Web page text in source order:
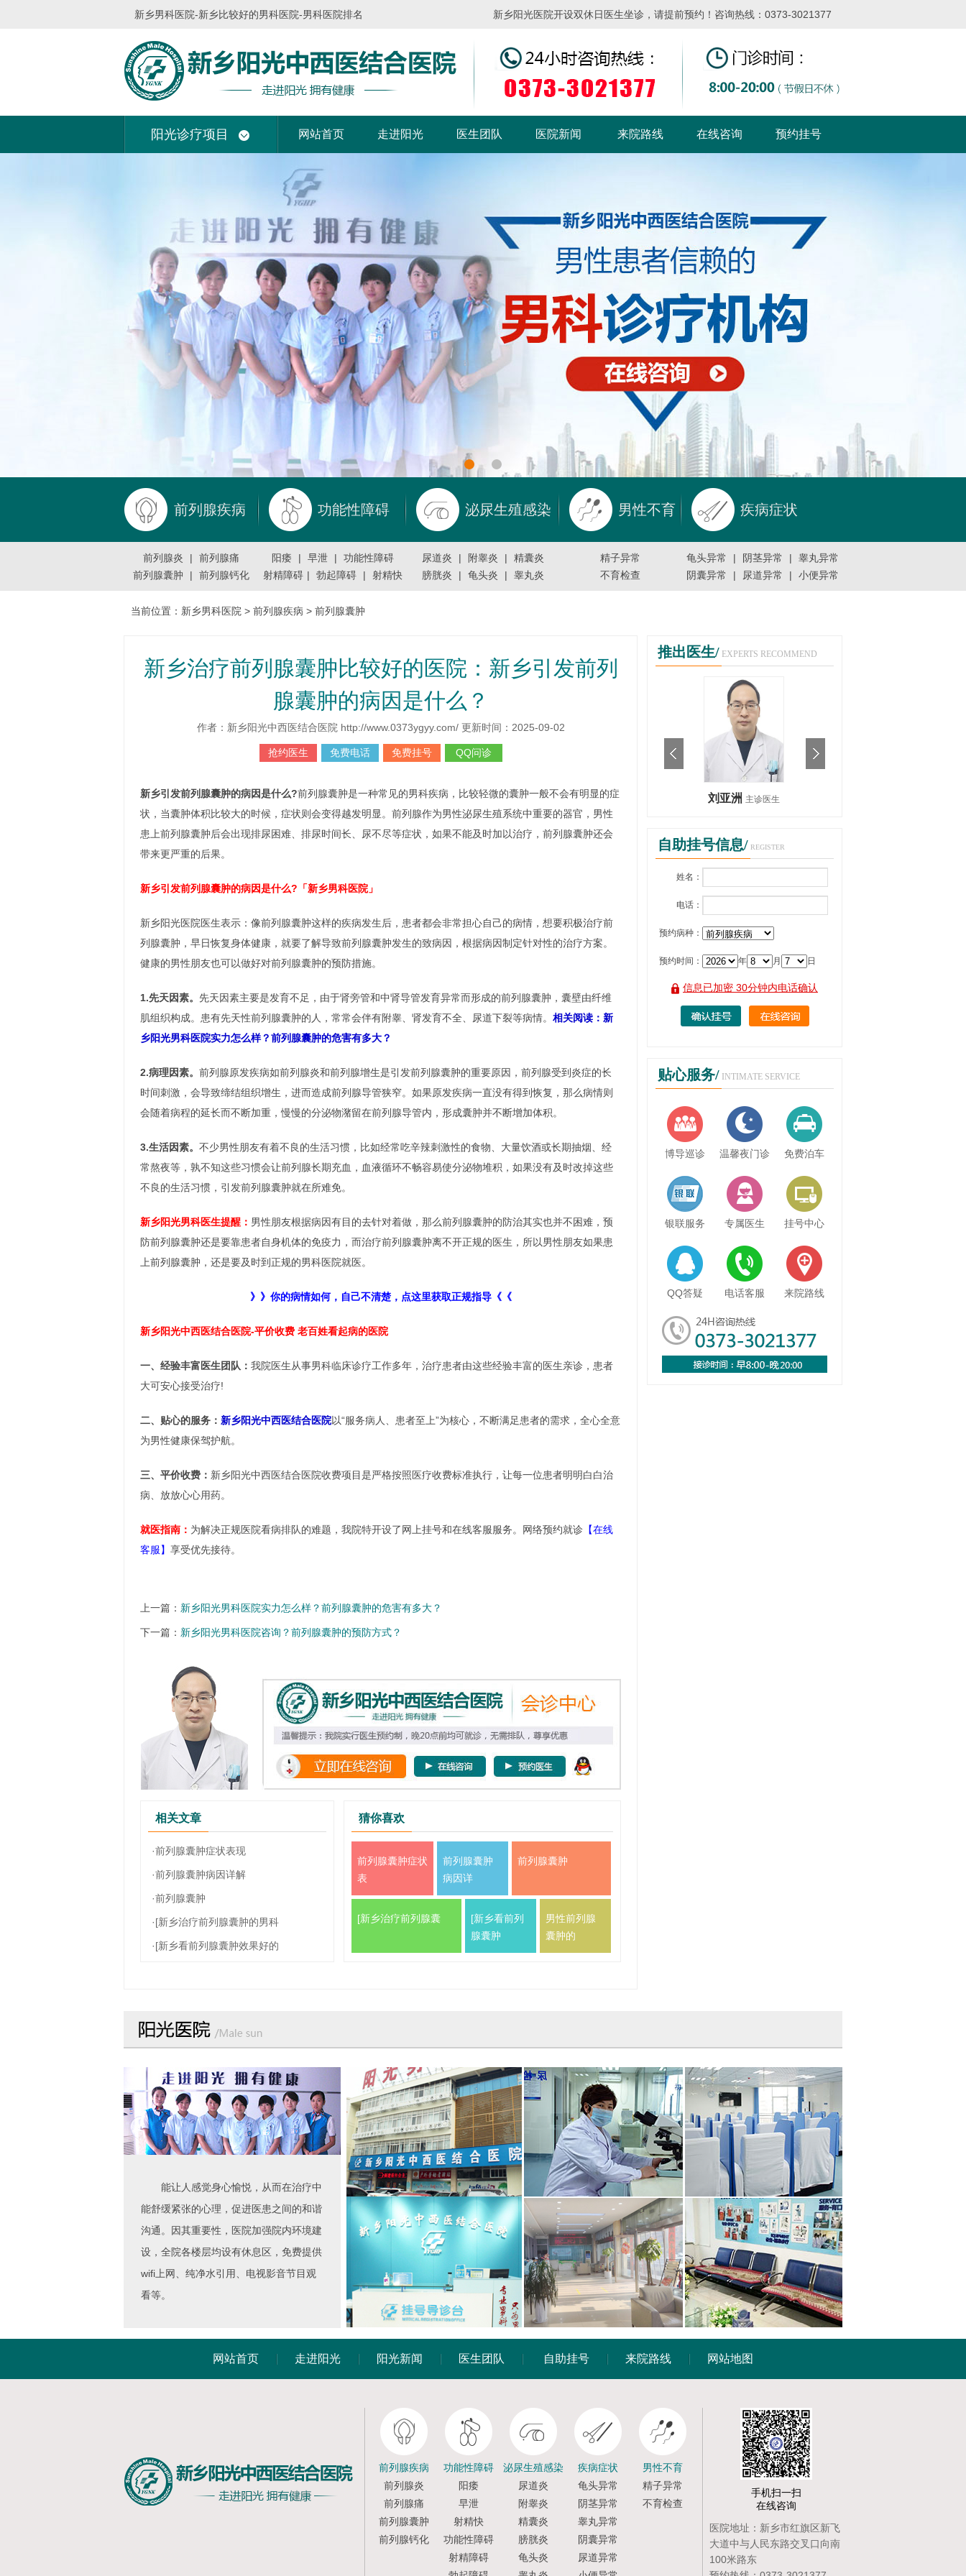
新乡男科医院-新乡比较好的男科医院-男科医院排名 新乡阳光医院开设双休日医生坐诊，请提前预约！咨询热线：0373-3021377
阳光诊疗项目 网站首页 走进阳光 医生团队 医院新闻 来院路线 在线咨询 预约挂号
前列腺疾病
前列腺炎 |
前列腺痛
前列腺囊肿
| 前列腺钙化
功能性障碍
阳痿 | 早泄 |
功能性障碍
射精障碍 | 勃起障碍 | 射精快
泌尿生殖感染
尿道炎 | 附睾炎 |
精囊炎
膀胱炎
| 龟头炎 | 睾丸炎
男性不育
精子异常
不育检查
疾病症状
龟头异常 | 阴茎异常 |
睾丸异常
阴囊异常
| 尿道异常 | 小便异常
当前位置： 新乡男科医院 > 前列腺疾病 > 前列腺囊肿
新乡治疗前列腺囊肿比较好的医院：新乡引发前列
腺囊肿的病因是什么？
作者：新乡阳光中西医结合医院 http://www.0373ygyy.com/ 更新时间：2025-09-02
抢约医生 免费电话 免费挂号 QQ问诊
新乡引发前列腺囊肿的病因是什么?前列腺囊肿是一种常见的男科疾病，比较轻微的囊肿一般不会有明显的症
状，当囊肿体积比较大的时候，症状则会变得越发明显。前列腺作为男性泌尿生殖系统中重要的器官，男性
患上前列腺囊肿后会出现排尿困难、排尿时间长、尿不尽等症状，如果不能及时加以治疗，前列腺囊肿还会
带来更严重的后果。
新乡引发前列腺囊肿的病因是什么?「新乡男科医院」
新乡阳光医院医生表示：像前列腺囊肿这样的疾病发生后，患者都会非常担心自己的病情，想要积极治疗前
列腺囊肿，早日恢复身体健康，就要了解导致前列腺囊肿发生的致病因，根据病因制定针对性的治疗方案。
健康的男性朋友也可以做好对前列腺囊肿的预防措施。
1.先天因素。 先天因素主要是发育不足，由于肾旁管和中肾导管发育异常而形成的前列腺囊肿，囊壁由纤维
肌组织构成。患有先天性前列腺囊肿的人，常常会伴有附睾、肾发育不全、尿道下裂等病情。 相关阅读：新
乡阳光男科医院实力怎么样？前列腺囊肿的危害有多大？
2.病理因素。 前列腺原发疾病如前列腺炎和前列腺增生是引发前列腺囊肿的重要原因，前列腺受到炎症的长
时间刺激，会导致缔结组织增生，进而造成前列腺导管狭窄。如果原发疾病一直没有得到恢复，那么病情则
会随着病程的延长而不断加重，慢慢的分泌物潴留在前列腺导管内，形成囊肿并不断增加体积。
3.生活因素。 不少男性朋友有着不良的生活习惯，比如经常吃辛辣刺激性的食物、大量饮酒或长期抽烟、经
常熬夜等，孰不知这些习惯会让前列腺长期充血，血液循环不畅容易使分泌物堆积，如果没有及时改掉这些
不良的生活习惯，引发前列腺囊肿就在所难免。
新乡阳光男科医生提醒： 男性朋友根据病因有目的去针对着做，那么前列腺囊肿的防治其实也并不困难，预
防前列腺囊肿还是要靠患者自身机体的免疫力，而治疗前列腺囊肿离不开正规的医生，所以男性朋友如果患
上前列腺囊肿，还是要及时到正规的男科医院就医。
》》你的病情如何，自己不清楚，点这里获取正规指导《《
新乡阳光中西医结合医院-平价收费 老百姓看起病的医院
一、经验丰富医生团队： 我院医生从事男科临床诊疗工作多年，治疗患者由这些经验丰富的医生亲诊，患者
大可安心接受治疗!
二、贴心的服务： 新乡阳光中西医结合医院以“服务病人、患者至上”为核心，不断满足患者的需求，全心全意
为男性健康保驾护航。
三、平价收费： 新乡阳光中西医结合医院收费项目是严格按照医疗收费标准执行，让每一位患者明明白白治
病、放放心心用药。
就医指南： 为解决正规医院看病排队的难题，我院特开设了网上挂号和在线客服服务。网络预约就诊 【在线
客服】 享受优先接待。
上一篇： 新乡阳光男科医院实力怎么样？前列腺囊肿的危害有多大？
下一篇： 新乡阳光男科医院咨询？前列腺囊肿的预防方式？
相关文章
·前列腺囊肿症状表现
·前列腺囊肿病因详解
·前列腺囊肿
·[新乡治疗前列腺囊肿的男科
·[新乡看前列腺囊肿效果好的
猜你喜欢
前列腺囊肿症状
表
前列腺囊肿
病因详
前列腺囊肿
[新乡治疗前列腺囊
[新乡看前列
腺囊肿
男性前列腺
囊肿的
推出医生/ EXPERTS RECOMMEND
刘亚洲 主诊医生
自助挂号信息/ REGISTER
姓名：
电话：
预约病种：
预约时间： 年 月 日
信息已加密 30分钟内电话确认
贴心服务/ INTIMATE SERVICE
博导巡诊 温馨夜门诊 免费泊车
银联服务 专属医生 挂号中心
QQ答疑 电话客服 来院路线
能让人感觉身心愉悦，从而在治疗中
能舒缓紧张的心理，促进医患之间的和谐
沟通。因其重要性，医院加强院内环境建
设，全院各楼层均设有休息区，免费提供
wifi上网、纯净水引用、电视影音节目观
看等。
网站首页 走进阳光 阳光新闻 医生团队 自助挂号 来院路线 网站地图
前列腺疾病
前列腺炎
前列腺痛
前列腺囊肿
前列腺钙化
功能性障碍
阳痿
早泄
射精快
功能性障碍
射精障碍
泌尿生殖感染
尿道炎
附睾炎
精囊炎
膀胱炎
龟头炎
疾病症状
龟头异常
阴茎异常
睾丸异常
阴囊异常
尿道异常
男性不育
精子异常
不育检查
手机扫一扫
在线咨询
医院地址：新乡市红旗区新飞
大道中与人民东路交叉口向南
100米路东